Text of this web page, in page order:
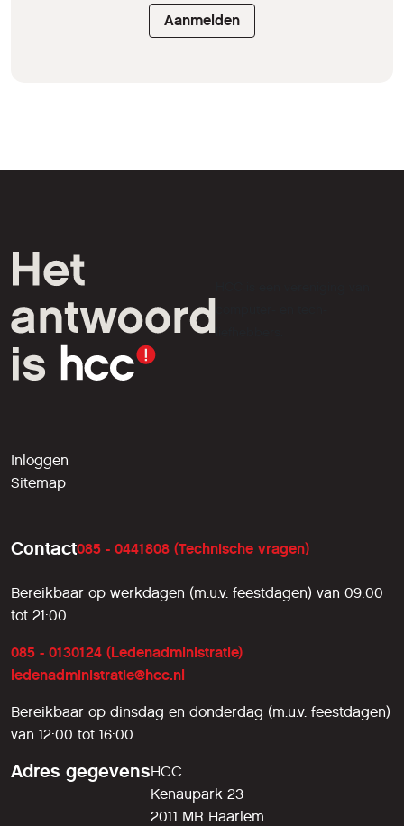
Aanmelden
liefhebbers.
Inloggen
Sitemap
Contact085 - 0441808 (Technische vragen)
Bereikbaar op werkdagen (m.u.v. feestdagen) van 09:00
tot 21:00
085 - 0130124 (Ledenadministratie)
ledenadministratie@hcc.nl
Bereikbaar op dinsdag en donderdag (m.u.v. feestdagen)
van 12:00 tot 16:00
Adres gegevensHCC
Kenaupark 23
2011 MR Haarlem